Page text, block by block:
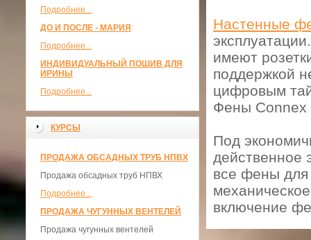
Подробнее...
ДО И ПОСЛЕ - МАРИЯ
Подробнее...
ИНДИВИДУАЛЬНЫЙ ПОШИВ ДЛЯ
ИРИНЫ
Подробнее...
КУРСЫ
ПРОДАЖА ОБСАДНЫХ ТРУБ НПВХ
Продажа обсадных труб НПВХ
Подробнее...
ПРОДАЖА ЧУГУННЫХ ВЕНТЕЛЕЙ
Продажа чугунных вентелей
Настенные
имеют
поддержкой
цифровым
Фены Connex
Под
действенное
все фены для
включение